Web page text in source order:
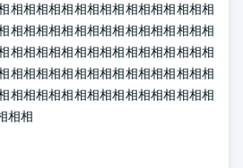
相相相相相相相相相相相相相相相相
相相相相相相相相相相相相相相相相
相相相相相相相相相相相相相相相相
相相相相相相相相相相相相相相相相
相相相相相相相相相相相相相相相相
相相